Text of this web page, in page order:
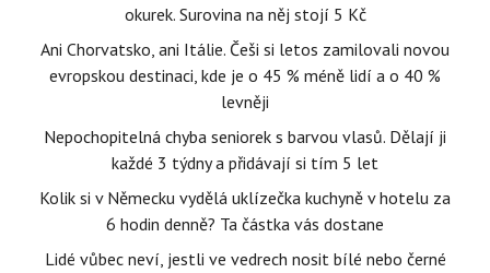
okurek. Surovina na něj stojí 5 Kč
Ani Chorvatsko, ani Itálie. Češi si letos zamilovali novou
evropskou destinaci, kde je o 45 % méně lidí a o 40 %
levněji
Nepochopitelná chyba seniorek s barvou vlasů. Dělají ji
každé 3 týdny a přidávají si tím 5 let
Kolik si v Německu vydělá uklízečka kuchyně v hotelu za
6 hodin denně? Ta částka vás dostane
Lidé vůbec neví, jestli ve vedrech nosit bílé nebo černé